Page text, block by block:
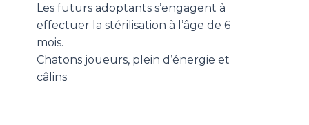
Les futurs adoptants s’engagent à
effectuer la stérilisation à l’âge de 6
mois.
Chatons joueurs, plein d’énergie et
câlins